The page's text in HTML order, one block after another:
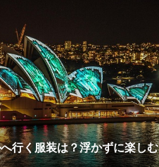
行く服装は？浮かずに楽しむ